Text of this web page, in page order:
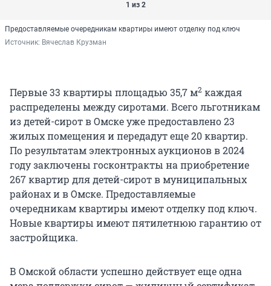
1 из 2
Предоставляемые очередникам квартиры имеют отделку под ключ
Источник: Вячеслав Крузман
Первые 33 квартиры площадью 35,7 м2 каждая
распределены между сиротами. Всего льготникам
из детей-сирот в Омске уже предоставлено 23
жилых помещения и передадут еще 20 квартир.
По результатам электронных аукционов в 2024
году заключены госконтракты на приобретение
267 квартир для детей-сирот в муниципальных
районах и в Омске. Предоставляемые
очередникам квартиры имеют отделку под ключ.
Новые квартиры имеют пятилетнюю гарантию от
застройщика.
В Омской области успешно действует еще одна